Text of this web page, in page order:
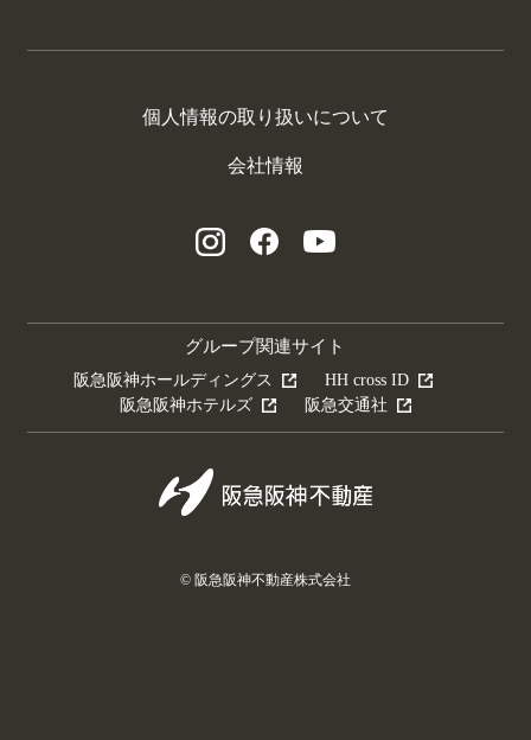
個人情報の取り扱いについて
会社情報
グループ関連サイト
阪急阪神ホールディングス
HH cross ID
阪急阪神ホテルズ
阪急交通社
© 阪急阪神不動産株式会社